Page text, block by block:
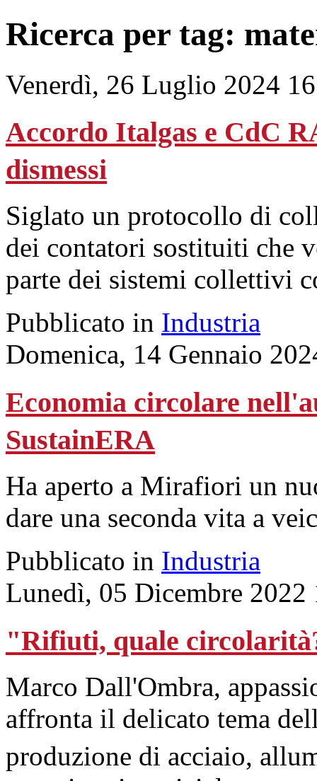
Ricerca per tag:
Venerdì, 26 Luglio 2024
Accordo Italgas e CdC
dismessi
Siglato un protocollo di
dei contatori sostituiti che
parte dei sistemi collettivi
Pubblicato in Industria
Domenica, 14 Gennaio
Economia circolare
SustainERA
Ha aperto a Mirafiori un
dare una seconda vita a
Pubblicato in Industria
Lunedì, 05 Dicembre 2022
"Rifiuti, quale
Marco Dall'Ombra,
affronta il delicato tema
produzione di acciaio,